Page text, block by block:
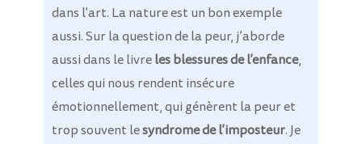
dans l’art. La nature est un bon exemple
aussi. Sur la question de la peur, j’aborde
aussi dans le livreles blessures de l’enfance,
celles qui nous rendent insécure
émotionnellement, qui génèrent la peur et
trop souvent lesyndrome de l’imposteur. Je